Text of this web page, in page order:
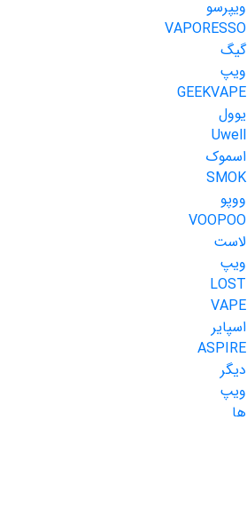
ویپرسو
VAPORESSO
گیگ
ویپ
GEEKVAPE
یوول
Uwell
اسموک
SMOK
ووپو
VOOPOO
لاست
ویپ
LOST
VAPE
اسپایر
ASPIRE
دیگر
ویپ
ها